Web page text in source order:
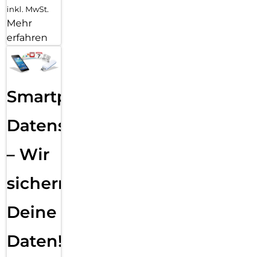
inkl. MwSt.
Mehr
erfahren
Smartphone
Datensicherung
– Wir
sichern
Deine
Daten!